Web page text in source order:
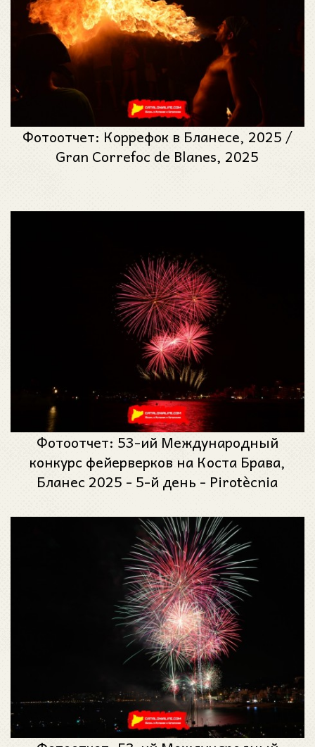
Фотоотчет: Коррефок в Бланесе, 2025 /
Gran Correfoc de Blanes, 2025
Фотоотчет: 53-ий Международный
конкурс фейерверков на Коста Брава,
Бланес 2025 - 5-й день - Pirotècnia
Сарагос, Испания и Франции